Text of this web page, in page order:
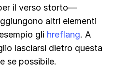
il verso storto—
altri elementi
gli hreflang. A
lasciarsi dietro questa
se possibile.